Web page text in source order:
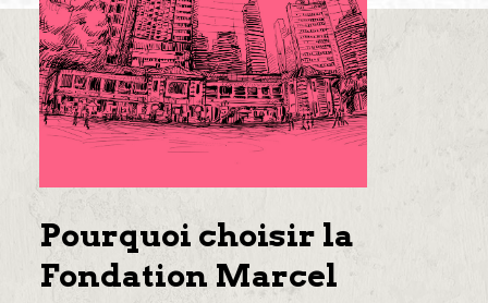
Pourquoi choisir la
Fondation Marcel